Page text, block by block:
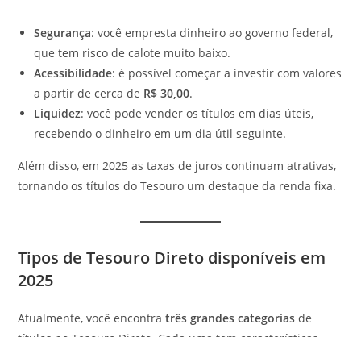
Segurança: você empresta dinheiro ao governo federal,
que tem risco de calote muito baixo.
Acessibilidade: é possível começar a investir com valores
a partir de cerca de R$ 30,00.
Liquidez: você pode vender os títulos em dias úteis,
recebendo o dinheiro em um dia útil seguinte.
Além disso, em 2025 as taxas de juros continuam atrativas,
tornando os títulos do Tesouro um destaque da renda fixa.
Tipos de Tesouro Direto disponíveis em
2025
Atualmente, você encontratrês grandes categorias de